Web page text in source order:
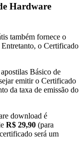
Hardware
também fornece o
o Certificado
Básico de
emitir o Certificado
da taxa de emissão do
download é
R$ 29,90 (para
será um